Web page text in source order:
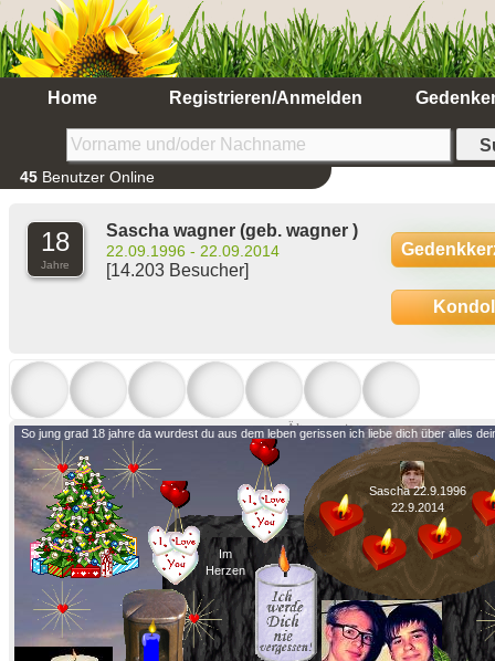
Home Registrieren/Anmelden
45 Benutzer Online
18
Jahre
Sascha wagner (geb. wagner )
22.09.1996 - 22.09.2014
[14.203 Besucher]
Ältere anzeigen
So jung grad 18 jahre da wurdest du aus dem leben gerissen ich liebe dich über alles
Sascha 22.9.1996
22.9.2014
Im
Herzen